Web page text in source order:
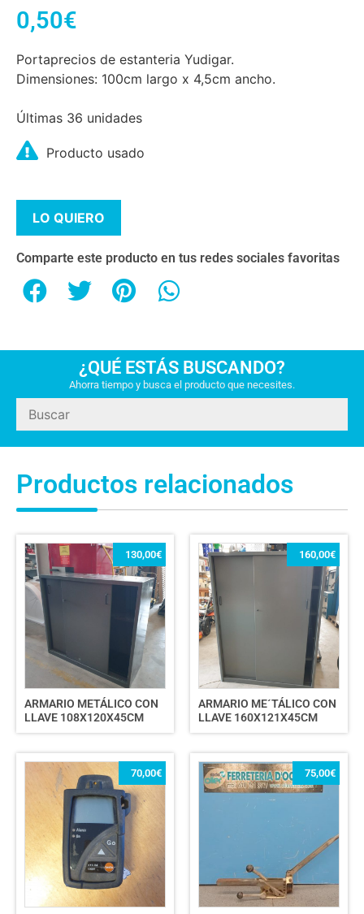
0,50€
Portaprecios de estanteria Yudigar.
Dimensiones: 100cm largo x 4,5cm ancho.
Últimas 36 unidades
Producto usado
LO QUIERO
Comparte este producto en tus redes sociales favoritas
¿QUÉ ESTÁS BUSCANDO?
Ahorra tiempo y busca el producto que necesites.
Productos relacionados
ARMARIO METÁLICO CON
LLAVE 108X120X45CM
130,00€
ARMARIO ME´TÁLICO CON
LLAVE 160X121X45CM
160,00€
70,00€ 75,00€